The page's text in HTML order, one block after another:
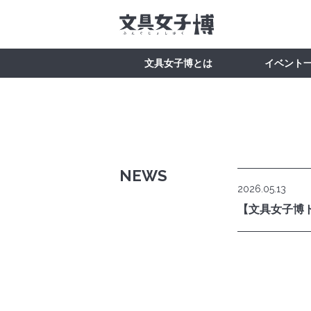
文具女子博とは イベント
NEWS
2026.05.13
【文具女子